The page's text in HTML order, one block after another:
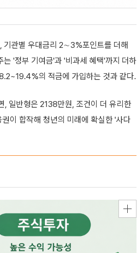
기관별 우대금리 2∼3%포인트를 더해
'정부 기여금'과 '비과세 혜택'까지 더하
의 적금에 가입하는 것과 같다.
일반형은 2138만원, 조건이 더 유리한
이 합작해 청년의 미래에 확실한 '사다